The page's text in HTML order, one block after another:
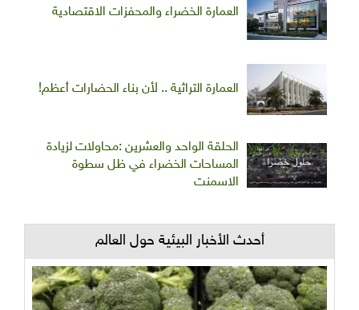
العمارة الخضراء والمحفزات الاقتصادية
العمارة التراثية .. لأن بناء الحضارات أعظم!
الحلقة الواحد والعشرين :محاولات لزيادة
المساحات الخضراء في ظل سطوة
الاسمنت
أحدث الأخبار البيئية حول العالم